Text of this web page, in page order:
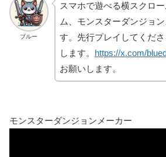
ブルー
スマホで遊べる横スクロ
ム、モンスターダンジョ
す。先行プレイしてくだ
します。 https://x.com/
お願いします。
モンスターダンジョンメーカー